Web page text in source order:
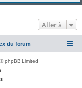
Aller à
du forum
phpBB Limited